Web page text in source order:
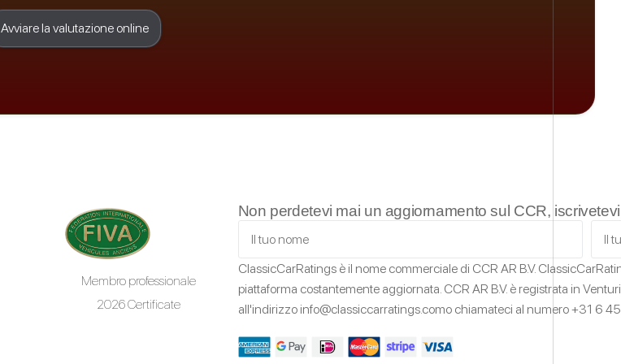
Avviare la valutazione online
Membro professionale
2026 Certificate
Non perdetevi mai un aggiornamento sul CCR,
ClassicCarRatings è il nome commerciale di CCR AR B.V.
piattaforma costantemente aggiornata. CCR AR B.V. è registrata in
all'indirizzo info@classiccarratings.como chiamateci al numero+31 6